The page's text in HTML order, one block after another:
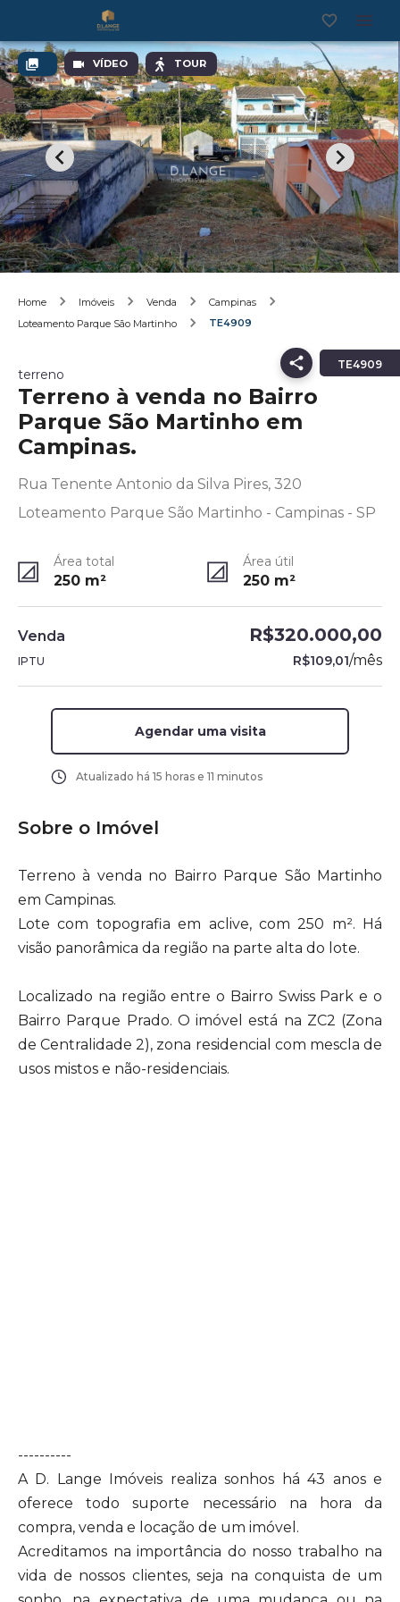
VÍDEO TOUR
Home Imóveis Venda
Campinas
Loteamento Parque São Martinho
TE4909
TE4909
terreno
Terreno à venda no Bairro
Parque São Martinho em
Campinas.
Rua Tenente Antonio da Silva Pires, 320
Loteamento Parque São Martinho - Campinas - SP
Área total
250 m²
Área útil
250 m²
Venda R$320.000,00
IPTU R$109,01/mês
Agendar uma visita
Atualizado há 15 horas e 11 minutos
Sobre o Imóvel
Terreno à venda no Bairro Parque São Martinho
em Campinas.
Lote com topografia em aclive, com 250 m². Há
visão panorâmica da região na parte alta do lote.
Localizado na região entre o Bairro Swiss Park e o
Bairro Parque Prado. O imóvel está na ZC2 (Zona
de Centralidade 2), zona residencial com mescla de
usos mistos e não-residenciais.
----------
A D. Lange Imóveis realiza sonhos há 43 anos e
oferece todo suporte necessário na hora da
compra, venda e locação de um imóvel.
Acreditamos na importância do nosso trabalho na
vida de nossos clientes, seja na conquista de um